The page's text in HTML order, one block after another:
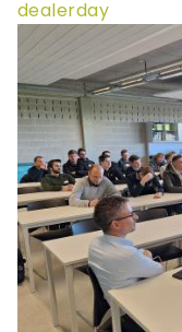
dealerday
Teaser
afbeelding